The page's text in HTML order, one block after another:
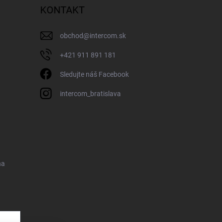
KONTAKT
obchod@intercom.sk
+421 911 891 181
Sledujte náš Facebook
intercom_bratislava